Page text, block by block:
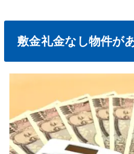
敷金礼金なし物件が